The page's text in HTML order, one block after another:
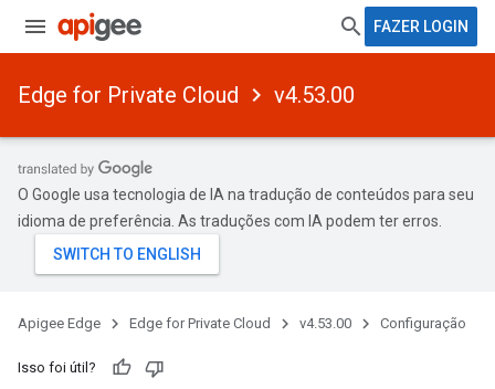
FAZER LOGIN
Edge for Private Cloud v4.53.00
O Google usa tecnologia de IA na tradução de conteúdos para seu
idioma de preferência. As traduções com IA podem ter erros.
Apigee Edge Edge for Private Cloud v4.53.00 Configuração
Isso foi útil?